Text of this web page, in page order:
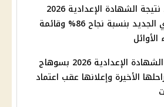
اعتماد نتيجة الشهادة الإعدادية 2026
بالوادي الجديد بنسبة نجاح 86% وقائمة
نتيجة الشهادة الإعدادية 2026 بسوهاج
الأخيرة وإعلانها عقب اعتماد